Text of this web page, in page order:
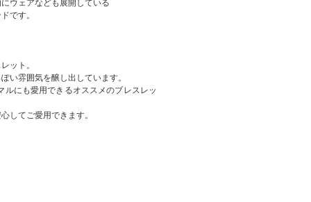
ウェアなども展開している
です。
ット。
い雰囲気を醸し出しています。
にも愛用できるオススメのブレスレッ
してご愛用できます。